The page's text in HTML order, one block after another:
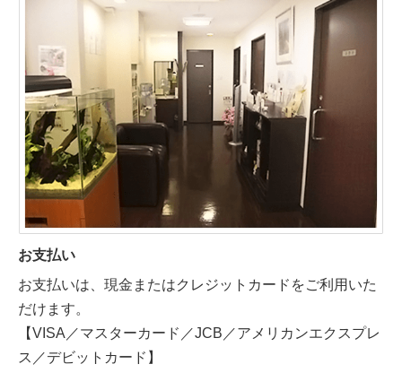
お支払い
お支払いは、現金またはクレジットカードをご利用いた
だけます。
【VISA／マスターカード／JCB／アメリカンエクスプレ
ス／デビットカード】